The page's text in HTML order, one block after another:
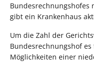
gibt ein Krankenhaus
Um die Zahl der
Bundesrechnungshof
Möglichkeiten einer